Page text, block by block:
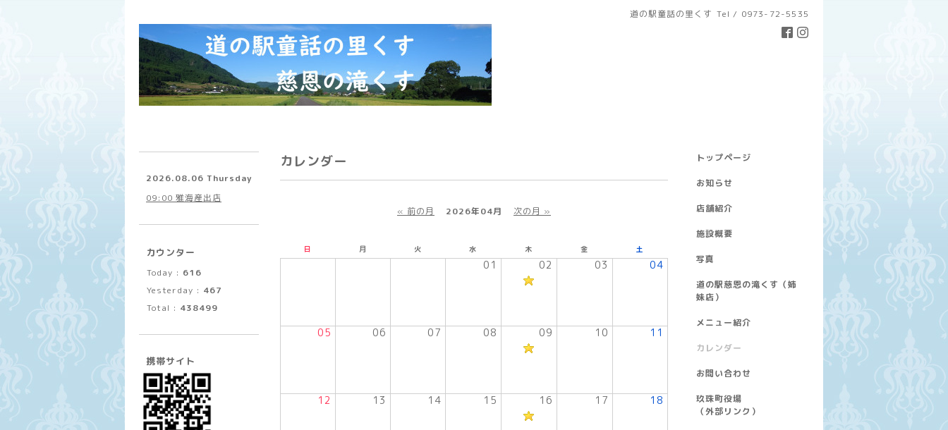
道の駅童話の里くす Tel / 0973-72-5535
カレンダー
« 前の月 2026年04月 次の月 »
日 月 火 水 木 金 土
01 02 03 04
05 06 07 08 09 10 11
12 13 14 15 16 17 18
トップページ
お知らせ
店舗紹介
施設概要
写真
道の駅慈恩の滝くす（姉
妹店）
メニュー紹介
カレンダー
お問い合わせ
玖珠町役場
（外部リンク）
2026.08.06 Thursday
09:00 雅海産出店
カウンター
Today : 616
Yesterday : 467
Total : 438499
携帯サイト